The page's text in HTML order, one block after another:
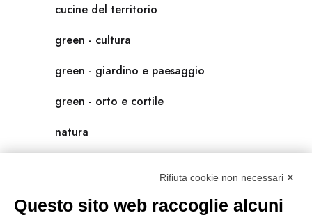
cucine del territorio
green - cultura
green - giardino e paesaggio
green - orto e cortile
natura
Rifiuta cookie non necessari ✕
Questo sito web raccoglie alcuni